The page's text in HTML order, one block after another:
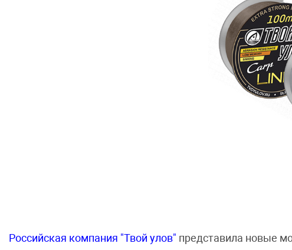
Российская компания "Твой улов" представила новые